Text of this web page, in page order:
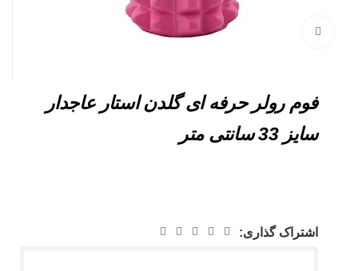
فوم رولر حرفه ای گلدن استار عاجدار
سایز 33 سانتی متر
اشتراک گذاری: